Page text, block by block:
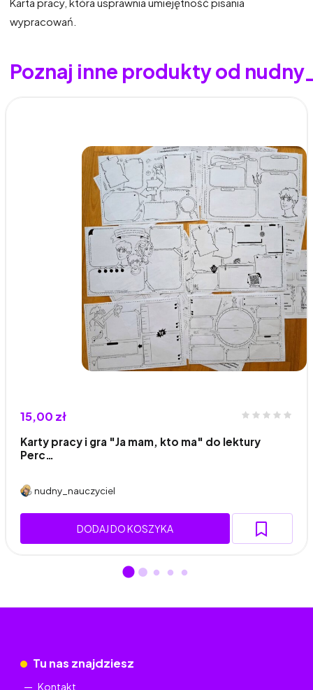
wypracowań.
Poznaj inne produkty od
15,00 zł
Karty pracy i gra "Ja mam, kto ma" do lektury
Perc…
nudny_nauczyciel
DODAJ DO KOSZYKA
Tu nas znajdziesz
Kontakt